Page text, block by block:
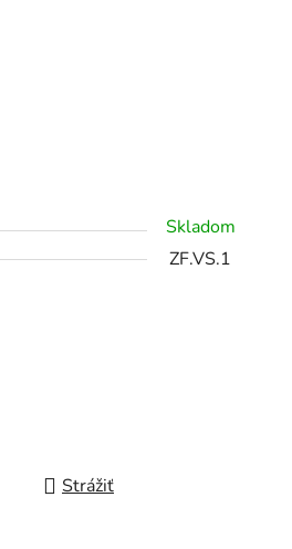
Skladom
ZF.VS.1
Strážiť